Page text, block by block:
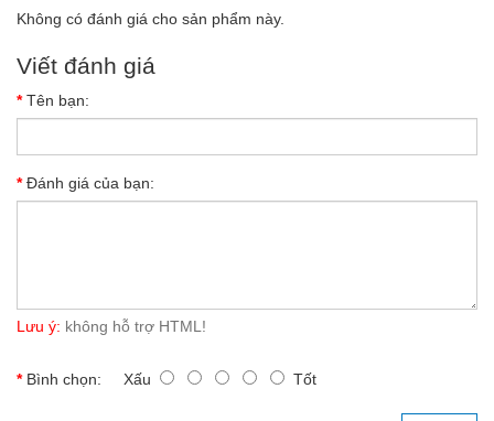
Không có đánh giá cho sản phẩm này.
Viết đánh giá
Tên bạn:
Đánh giá của bạn:
Lưu ý: không hỗ trợ HTML!
Bình chọn: Xấu Tốt